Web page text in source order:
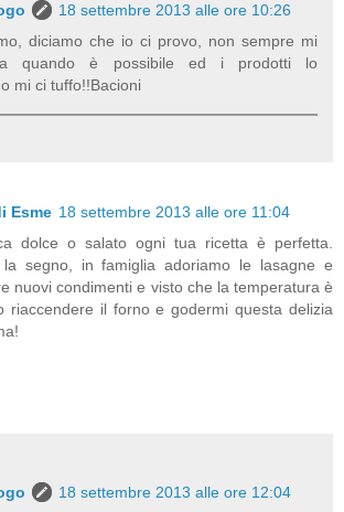
18 settembre 2013 alle ore 10:26
diciamo che io ci provo, non sempre mi
quando è possibile ed i prodotti lo
mi ci tuffo!!Bacioni
Esme 18 settembre 2013 alle ore 11:04
dolce o salato ogni tua ricetta è perfetta.
segno, in famiglia adoriamo le lasagne e
nuovi condimenti e visto che la temperatura è
riaccendere il forno e godermi questa delizia
18 settembre 2013 alle ore 12:04